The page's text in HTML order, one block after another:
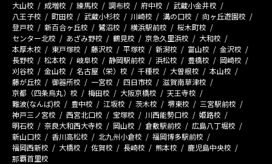
大山校
成増校 練馬校 調布校 府中校
武蔵小金井校
八王子校
町田校 武蔵小杉校 川崎校 溝の口校
向ヶ丘遊園校
登戸校
新百合ヶ丘校 鷺沼校 横浜駅前校
桜木町校
センター北校
あざみ野校 鶴見校 京急久里浜校
大和校
本厚木校
東戸塚校 藤沢校 平塚校 新潟校 富山校
金沢校
長野校
松本校 岐阜校 静岡駅前校 浜松校 豊橋校
岡崎校
刈谷校
金山校 名古屋（栄）校 千種校 大曽根校
本山校
藤が丘校
御器所校 一宮校 四日市校
滋賀南草津校
京都（四条烏丸）校
梅田校 大阪京橋校
天王寺校
難波(なんば)校
豊中校 江坂校 茨木校 堺東校
三宮駅前校
神戸三ノ宮校
西宮北口校 宝塚校 川西能勢口校
姫路校
明石校
奈良大和西大寺校 岡山校 倉敷駅前校
広島八丁堀校
新山口校
香川高松校 北九州小倉校
福岡博多駅前校
福岡西新校
大橋校 佐賀校 長崎校 熊本校
鹿児島中央校
那覇首里校